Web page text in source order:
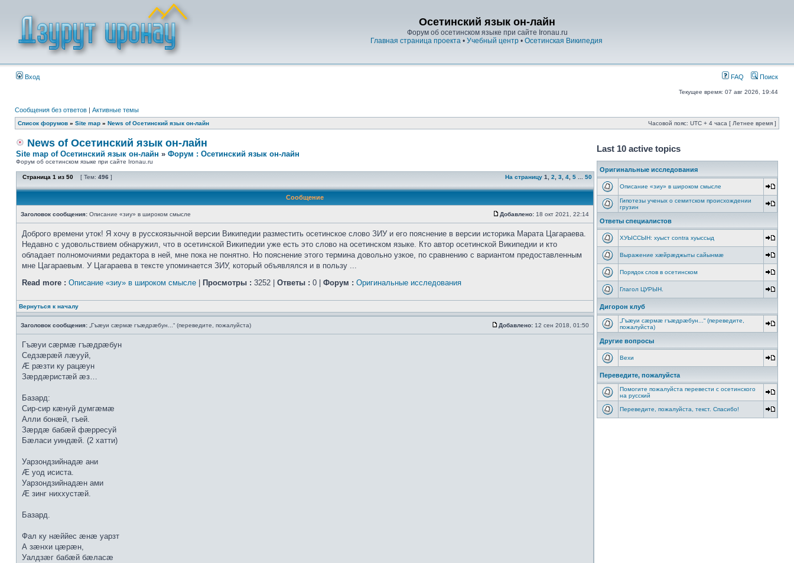
Осетинский язык он-лайн
Форум об осетинском языке при сайте Ironau.ru
Главная страница проекта • Учебный центр • Осетинская Википедия
Вход FAQ Поиск
Текущее время: 07 авг 2026, 19:44
Сообщения без ответов | Активные темы
Список форумов » Site map » News of Осетинский язык он-лайн Часовой пояс: UTC + 4 часа [ Летнее время ]
News of Осетинский язык он-лайн
Site map of Осетинский язык он-лайн » Форум : Осетинский язык он-лайн
Форум об осетинском языке при сайте Ironau.ru
Страница 1 из 50 [ Тем: 496 ] На страницу 1 2 3 4 5 50
Сообщение
Заголовок сообщения: Описание «зиу» в широком смысле Добавлено: 18 окт 2021, 22:14
Доброго времени уток! Я хочу в русскоязычной версии Википедии разместить осетинское слово ЗИУ и его пояснение в версии историка Марата Цагараева.
Недавно с удовольствием обнаружил, что в осетинской Википедии уже есть это слово на осетинском языке. Кто автор осетинской Википедии и кто
обладает полномочиями редактора в ней, мне пока не понятно. Но пояснение этого термина довольно узкое, по сравнению с вариантом предоставленным
мне Цагараевым. У Цагараева в тексте упоминается ЗИУ, который объявлялся и в пользу ...
Read more : Описание «зиу» в широком смысле Просмотры : 3252 | Ответы : 0 | Форум : Оригинальные исследования
Вернуться к началу
Заголовок сообщения: „Гъæуи сæрмæ гъæдрæбун...“ (переведите, пожалуйста) Добавлено: 12 сен 2018, 01:50
Гъæуи сæрмæ гъæдрæбун
Седзæрæй лæууй,
Æ рæзти ку рацæун
Зæрдæристæй æз…
Базард:
Сир-сир кæнуй думгæмæ
Алли бонæй, гъей.
Зæрдæ бабæй фæрресуй
Бæласи уиндæй. (2 хатти)
Уарзондзийнадæ ани
Æ уод исиста.
Уарзондзийнадæн ами
Æ зинг ниххустæй.
Базард.
Фал ку нæййес æнæ уарзт
А зæнхи цæрæн,
Уалдзæг бабæй бæласæ
Last 10 active topics
Оригинальные исследования
Описание «зиу» в широком смысле
Гипотезы ученых о семитском происхождении
грузин
Ответы специалистов
ХУЫССЫН: хуыст contra хуыссыд
Выражение хæйрæджыты сайынмæ
Порядок слов в осетинском
Глагол ЦУРЫН.
Дигорон клуб
„Гъæуи сæрмæ гъæдрæбун...“ (переведите,
пожалуйста)
Другие вопросы
Вехи
Переведите, пожалуйста
Помогите пожалуйста перевести с осетинского
на русский
Переведите, пожалуйста, текст. Спасибо!